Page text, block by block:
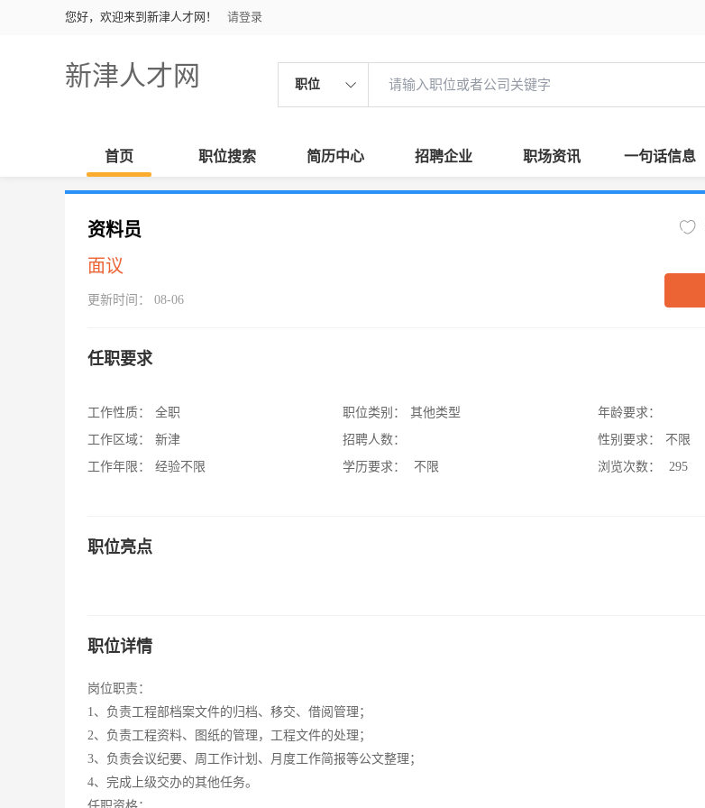
您好，欢迎来到新津人才网！ 请登录
新津人才网 职位
首页 职位搜索 简历中心 招聘企业 职场资讯 一句话信息
资料员
面议
更新时间： 08-06
任职要求
工作性质：
全职
工作区域：
新津
工作年限：
经验不限
职位类别：
其他类型
招聘人数：
学历要求：
不限
年龄要求：
性别要求：
不限
浏览次数：
295
职位亮点
职位详情
岗位职责：
1、负责工程部档案文件的归档、移交、借阅管理；
2、负责工程资料、图纸的管理，工程文件的处理；
3、负责会议纪要、周工作计划、月度工作简报等公文整理；
4、完成上级交办的其他任务。